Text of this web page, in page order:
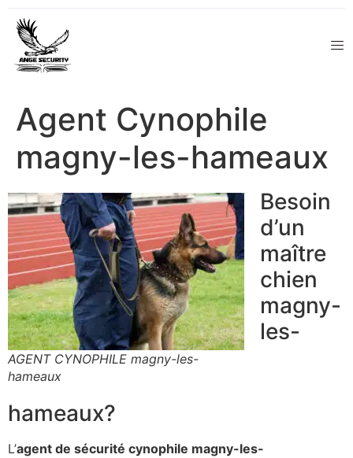
Agent Cynophile
magny-les-hameaux
AGENT CYNOPHILE magny-les-
hameaux
Besoin
d’un
maître
chien
magny-
les-
hameaux?
L’agent de sécurité cynophile magny-les-